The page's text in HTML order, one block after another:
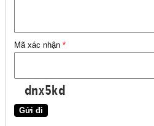
Mã xác nhận *